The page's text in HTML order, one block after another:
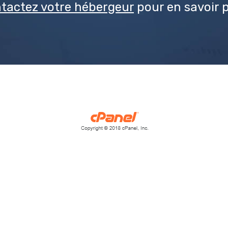
votre hébergeur pour en savoir